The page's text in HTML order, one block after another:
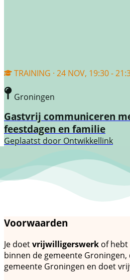
TRAINING · 24 NOV, 19:30 -
Groningen
Gastvrij communiceren
feestdagen en familie
Geplaatst door Ontwikkellink
Voorwaarden
Je doetvrijwilligerswerk of
binnen de gemeente
gemeente Groningen en doet